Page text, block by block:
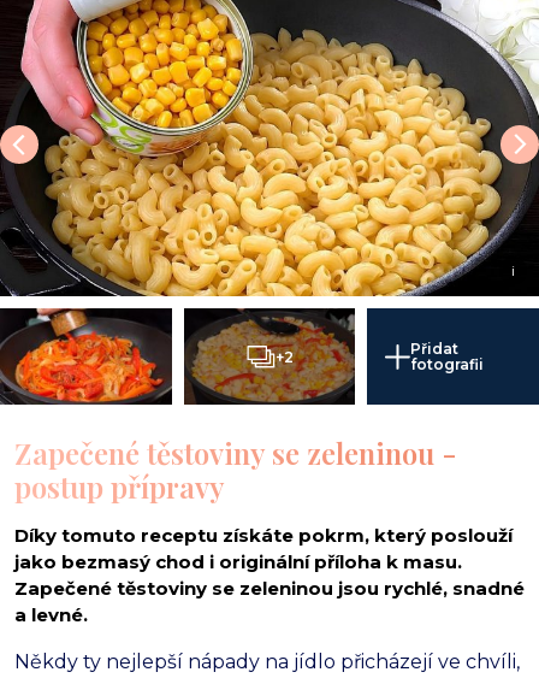
i
+2
Přidat
fotografii
Zapečené těstoviny se zeleninou -
postup přípravy
Díky tomuto receptu získáte pokrm, který poslouží
jako bezmasý chod i originální příloha k masu.
Zapečené těstoviny se zeleninou jsou rychlé, snadné
a levné.
Někdy ty nejlepší nápady na jídlo přicházejí ve chvíli,